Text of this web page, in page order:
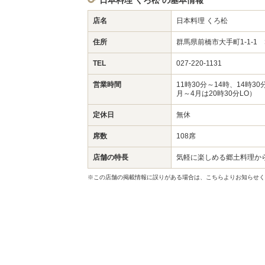
店名 日本料理 くろ松
住所 群馬県前橋市大手町1-1-1
TEL 027-220-1131
営業時間
11時30分～14時、14時30
月～4月は20時30分LO）
定休日 無休
席数 108席
店舗の特長 気軽に楽しめる郷土料理か
※この店舗の掲載情報に誤りがある場合は、こちらよりお知らせ